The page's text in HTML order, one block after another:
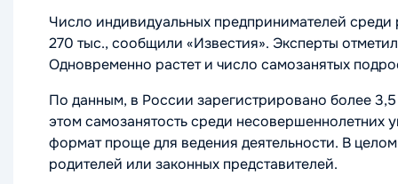
Число индивидуальных предпринимателей
270 тыс., сообщили «Известия». Эксперты
Одновременно растет и число самозанятых
По данным, в России зарегистрировано более
этом самозанятость среди несовершеннолетних
формат проще для ведения деятельности. В
родителей или законных представителей.